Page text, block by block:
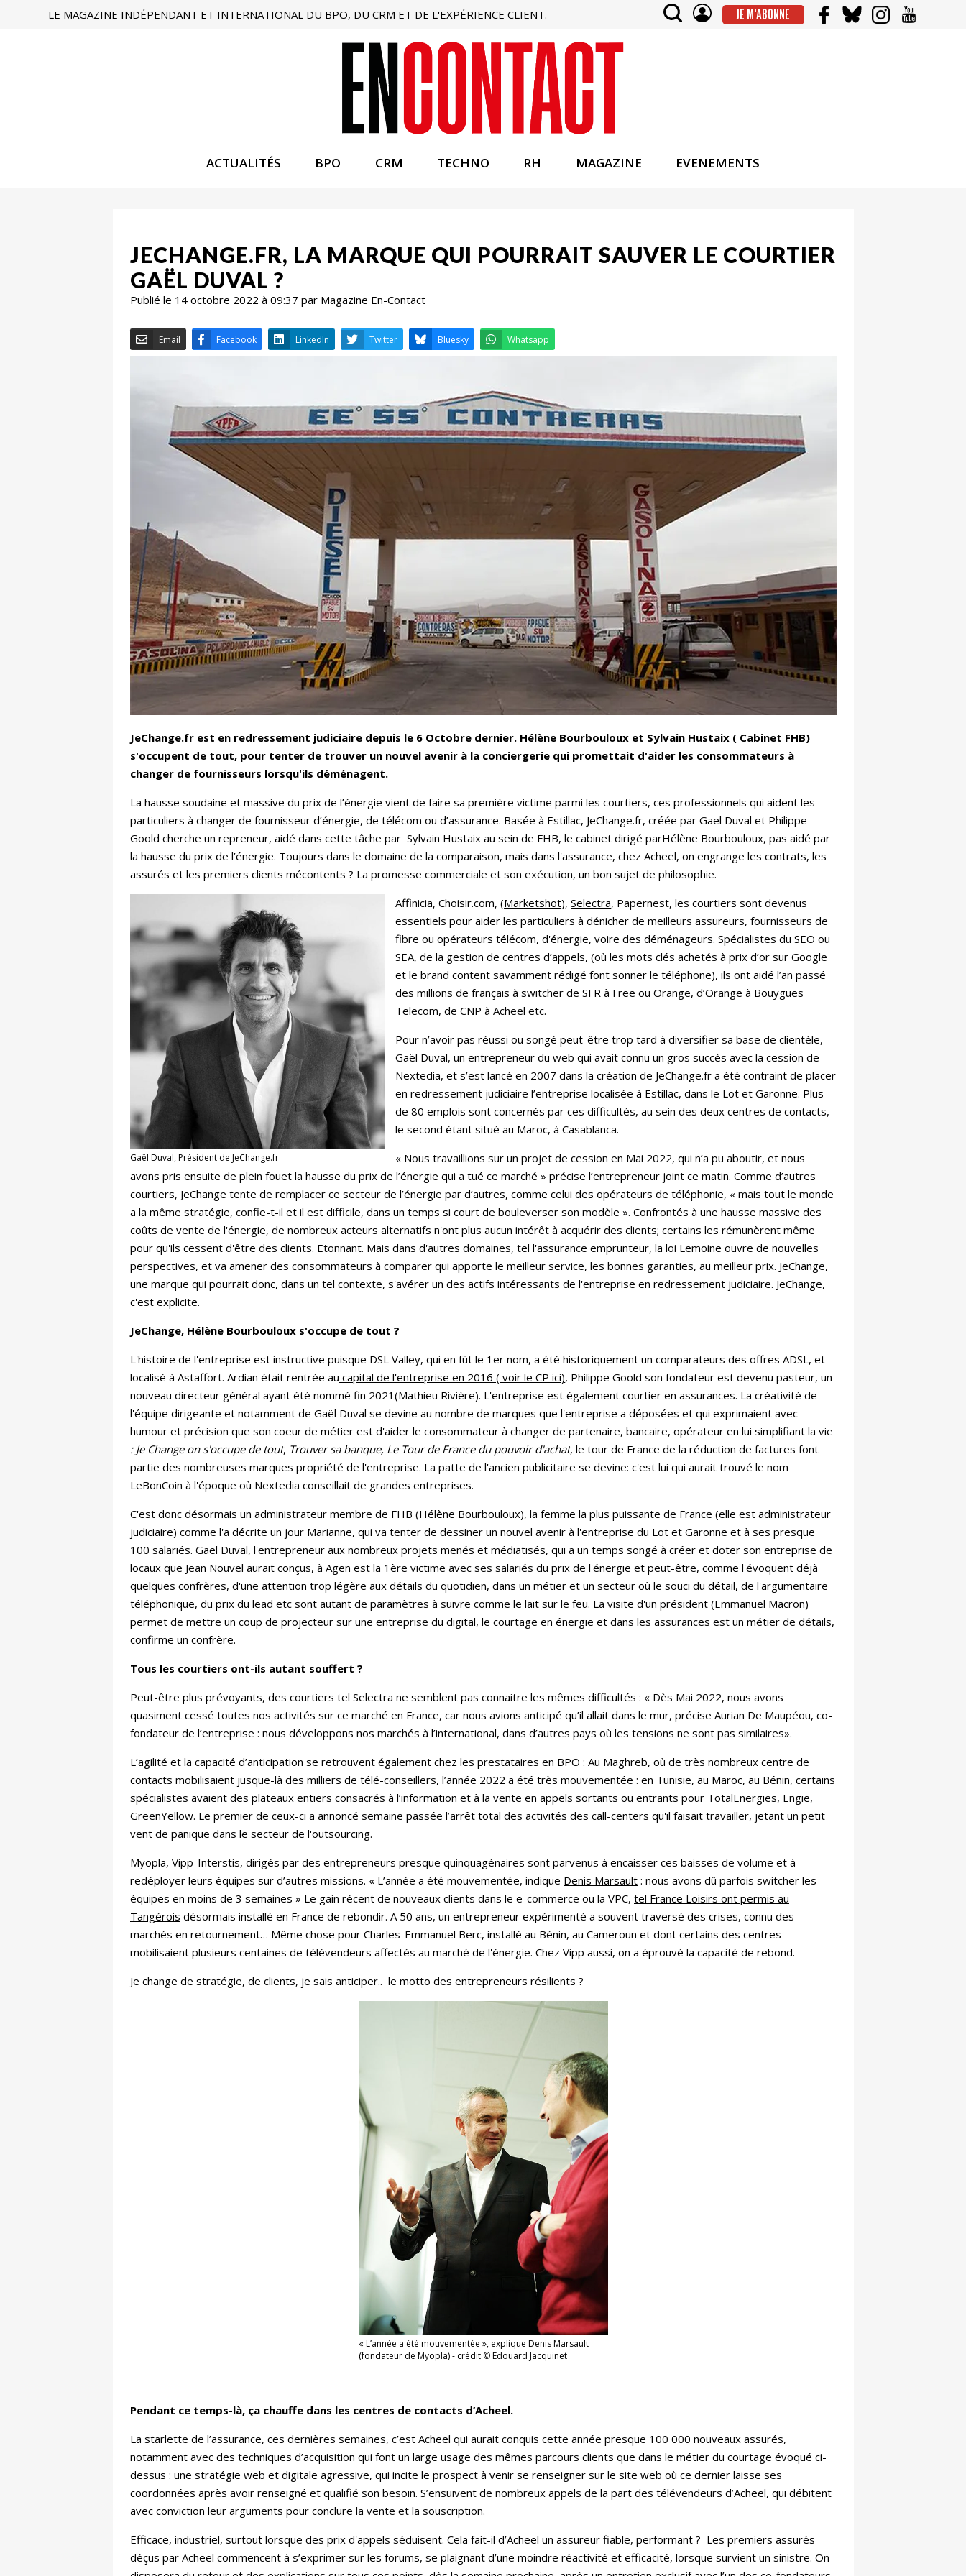
LE MAGAZINE INDÉPENDANT ET INTERNATIONAL DU BPO, DU CRM ET DE L'EXPÉRIENCE CLIENT. JE M'ABONNE
ACTUALITÉS BPO CRM TECHNO RH MAGAZINE EVENEMENTS
JECHANGE.FR, LA MARQUE QUI POURRAIT SAUVER LE COURTIER
GAËL DUVAL ?
Publié le 14 octobre 2022 à 09:37 par Magazine En-Contact
Email Facebook LinkedIn Twitter Bluesky Whatsapp
JeChange.fr est en redressement judiciaire depuis le 6 Octobre dernier. Hélène Bourbouloux et Sylvain Hustaix ( Cabinet FHB)
s'occupent de tout, pour tenter de trouver un nouvel avenir à la conciergerie qui promettait d'aider les consommateurs à
changer de fournisseurs lorsqu'ils déménagent.
La hausse soudaine et massive du prix de l’énergie vient de faire sa première victime parmi les courtiers, ces professionnels qui aident les
particuliers à changer de fournisseur d’énergie, de télécom ou d’assurance. Basée à Estillac, JeChange.fr, créée par Gael Duval et Philippe
Goold cherche un repreneur, aidé dans cette tâche par Sylvain Hustaix au sein de FHB, le cabinet dirigé parHélène Bourbouloux, pas aidé par
la hausse du prix de l’énergie. Toujours dans le domaine de la comparaison, mais dans l'assurance, chez Acheel, on engrange les contrats, les
assurés et les premiers clients mécontents ? La promesse commerciale et son exécution, un bon sujet de philosophie.
Gaël Duval, Président de JeChange.fr
Affinicia, Choisir.com, (Marketshot),Selectra, Papernest, les courtiers sont devenus
essentiels pour aider les particuliers à dénicher de meilleurs assureurs, fournisseurs de
fibre ou opérateurs télécom, d'énergie, voire des déménageurs. Spécialistes du SEO ou
SEA, de la gestion de centres d’appels, (où les mots clés achetés à prix d’or sur Google
et le brand content savamment rédigé font sonner le téléphone), ils ont aidé l’an passé
des millions de français à switcher de SFR à Free ou Orange, d’Orange à Bouygues
Telecom, de CNP àAcheel etc.
Pour n’avoir pas réussi ou songé peut-être trop tard à diversifier sa base de clientèle,
Gaël Duval, un entrepreneur du web qui avait connu un gros succès avec la cession de
Nextedia, et s’est lancé en 2007 dans la création de JeChange.fr a été contraint de placer
en redressement judiciaire l’entreprise localisée à Estillac, dans le Lot et Garonne. Plus
de 80 emplois sont concernés par ces difficultés, au sein des deux centres de contacts,
le second étant situé au Maroc, à Casablanca.
« Nous travaillions sur un projet de cession en Mai 2022, qui n’a pu aboutir, et nous
avons pris ensuite de plein fouet la hausse du prix de l’énergie qui a tué ce marché » précise l’entrepreneur joint ce matin. Comme d’autres
courtiers, JeChange tente de remplacer ce secteur de l’énergie par d’autres, comme celui des opérateurs de téléphonie, « mais tout le monde
a la même stratégie, confie-t-il et il est difficile, dans un temps si court de bouleverser son modèle ». Confrontés à une hausse massive des
coûts de vente de l'énergie, de nombreux acteurs alternatifs n'ont plus aucun intérêt à acquérir des clients; certains les rémunèrent même
pour qu'ils cessent d'être des clients. Etonnant. Mais dans d'autres domaines, tel l'assurance emprunteur, la loi Lemoine ouvre de nouvelles
perspectives, et va amener des consommateurs à comparer qui apporte le meilleur service, les bonnes garanties, au meilleur prix. JeChange,
une marque qui pourrait donc, dans un tel contexte, s'avérer un des actifs intéressants de l'entreprise en redressement judiciaire. JeChange,
c'est explicite.
JeChange, Hélène Bourbouloux s'occupe de tout ?
L'histoire de l'entreprise est instructive puisque DSL Valley, qui en fût le 1er nom, a été historiquement un comparateurs des offres ADSL, et
localisé à Astaffort. Ardian était rentrée au capital de l'entreprise en 2016 ( voir le CP ici), Philippe Goold son fondateur est devenu pasteur, un
nouveau directeur général ayant été nommé fin 2021(Mathieu Rivière). L'entreprise est également courtier en assurances. La créativité de
l'équipe dirigeante et notamment de Gaël Duval se devine au nombre de marques que l'entreprise a déposées et qui exprimaient avec
humour et précision que son coeur de métier est d'aider le consommateur à changer de partenaire, bancaire, opérateur en lui simplifiant la vie
: Je Change on s'occupe de tout, Trouver sa banque, Le Tour de France du pouvoir d'achat, le tour de France de la réduction de factures font
partie des nombreuses marques propriété de l'entreprise. La patte de l'ancien publicitaire se devine: c'est lui qui aurait trouvé le nom
LeBonCoin à l'époque où Nextedia conseillait de grandes entreprises.
C'est donc désormais un administrateur membre de FHB (Hélène Bourbouloux), la femme la plus puissante de France (elle est administrateur
judiciaire) comme l'a décrite un jour Marianne, qui va tenter de dessiner un nouvel avenir à l'entreprise du Lot et Garonne et à ses presque
100 salariés. Gael Duval, l'entrepreneur aux nombreux projets menés et médiatisés, qui a un temps songé à créer et doter son entreprise de
locaux que Jean Nouvel aurait conçus, à Agen est la 1ère victime avec ses salariés du prix de l'énergie et peut-être, comme l'évoquent déjà
quelques confrères, d'une attention trop légère aux détails du quotidien, dans un métier et un secteur où le souci du détail, de l'argumentaire
téléphonique, du prix du lead etc sont autant de paramètres à suivre comme le lait sur le feu. La visite d'un président (Emmanuel Macron)
permet de mettre un coup de projecteur sur une entreprise du digital, le courtage en énergie et dans les assurances est un métier de détails,
confirme un confrère.
Tous les courtiers ont-ils autant souffert ?
Peut-être plus prévoyants, des courtiers tel Selectra ne semblent pas connaitre les mêmes difficultés : « Dès Mai 2022, nous avons
quasiment cessé toutes nos activités sur ce marché en France, car nous avions anticipé qu’il allait dans le mur, précise Aurian De Maupéou, co-
fondateur de l’entreprise : nous développons nos marchés à l’international, dans d’autres pays où les tensions ne sont pas similaires».
L’agilité et la capacité d’anticipation se retrouvent également chez les prestataires en BPO : Au Maghreb, où de très nombreux centre de
contacts mobilisaient jusque-là des milliers de télé-conseillers, l’année 2022 a été très mouvementée : en Tunisie, au Maroc, au Bénin, certains
spécialistes avaient des plateaux entiers consacrés à l’information et à la vente en appels sortants ou entrants pour TotalEnergies, Engie,
GreenYellow. Le premier de ceux-ci a annoncé semaine passée l’arrêt total des activités des call-centers qu'il faisait travailler, jetant un petit
vent de panique dans le secteur de l'outsourcing.
Myopla, Vipp-Interstis, dirigés par des entrepreneurs presque quinquagénaires sont parvenus à encaisser ces baisses de volume et à
redéployer leurs équipes sur d’autres missions. « L’année a été mouvementée, indique Denis Marsault : nous avons dû parfois switcher les
équipes en moins de 3 semaines » Le gain récent de nouveaux clients dans le e-commerce ou la VPC, tel France Loisirs ont permis au
Tangérois désormais installé en France de rebondir. A 50 ans, un entrepreneur expérimenté a souvent traversé des crises, connu des
marchés en retournement… Même chose pour Charles-Emmanuel Berc, installé au Bénin, au Cameroun et dont certains des centres
mobilisaient plusieurs centaines de télévendeurs affectés au marché de l'énergie. Chez Vipp aussi, on a éprouvé la capacité de rebond.
Je change de stratégie, de clients, je sais anticiper.. le motto des entrepreneurs résilients ?
« L’année a été mouvementée », explique Denis Marsault
(fondateur de Myopla) - crédit © Edouard Jacquinet
Pendant ce temps-là, ça chauffe dans les centres de contacts d’Acheel.
La starlette de l’assurance, ces dernières semaines, c’est Acheel qui aurait conquis cette année presque 100 000 nouveaux assurés,
notamment avec des techniques d’acquisition qui font un large usage des mêmes parcours clients que dans le métier du courtage évoqué ci-
dessus : une stratégie web et digitale agressive, qui incite le prospect à venir se renseigner sur le site web où ce dernier laisse ses
coordonnées après avoir renseigné et qualifié son besoin. S’ensuivent de nombreux appels de la part des télévendeurs d’Acheel, qui débitent
avec conviction leur arguments pour conclure la vente et la souscription.
Efficace, industriel, surtout lorsque des prix d'appels séduisent. Cela fait-il d’Acheel un assureur fiable, performant ? Les premiers assurés
déçus par Acheel commencent à s’exprimer sur les forums, se plaignant d’une moindre réactivité et efficacité, lorsque survient un sinistre. On